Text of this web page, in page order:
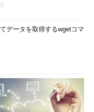
してはいけません。なぜ
3のデータを用いて、
ら1という値が2つ得ら
き」と「普通」の好感
、右側の1は「普通」と
きます。さて、この2つ
るでしょうか？
)
データを取得するwgetコマ